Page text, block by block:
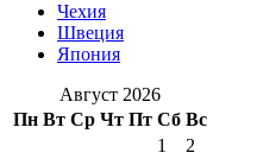
Чехия
Швеция
Япония
Август 2026
Пн Вт Ср Чт Пт Сб Вс
1
2